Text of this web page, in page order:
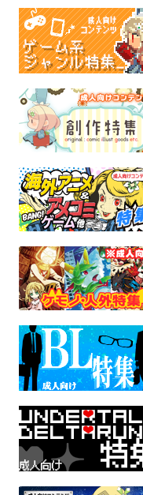
カンテラ
ケモノ
全年齢